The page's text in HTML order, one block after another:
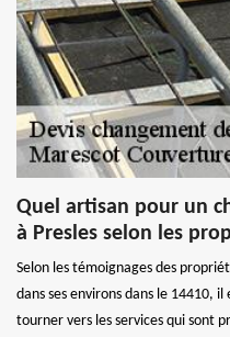
Quel artisan pour un
à Presles selon les
Selon les témoignages des
dans ses environs dans le 14410,
tourner vers les services qui sont